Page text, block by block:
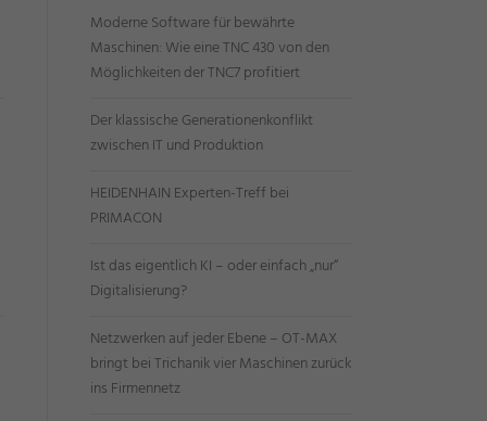
Moderne Software für bewährte
Maschinen: Wie eine TNC 430 von den
Möglichkeiten der TNC7 profitiert
Der klassische Generationenkonflikt
zwischen IT und Produktion
HEIDENHAIN Experten-Treff bei
PRIMACON
Ist das eigentlich KI – oder einfach „nur“
Digitalisierung?
Netzwerken auf jeder Ebene – OT-MAX
bringt bei Trichanik vier Maschinen zurück
ins Firmennetz